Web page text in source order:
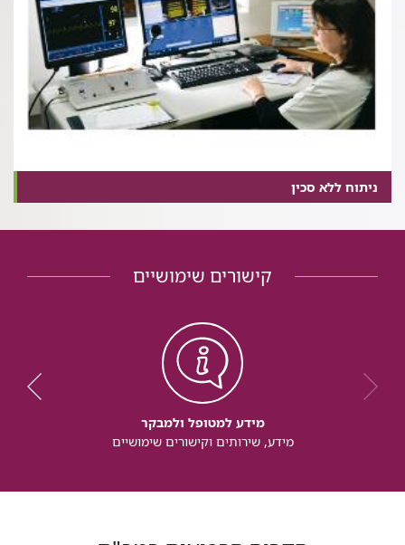
ניתוח ללא סכין
קישורים שימושיים
מידע למטופל ולמבקר
מידע, שירותים וקישורים שימושיים